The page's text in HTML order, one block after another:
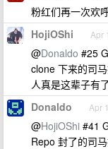
粉红们再一次欢
HojiOShi Apr
@Donaldo #25
clone 下来的司
人真是这辈子有了
Donaldo Apr
@HojiOShi #41
Repo 封了的司